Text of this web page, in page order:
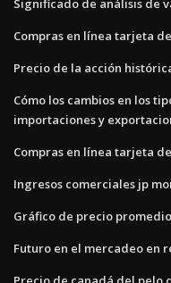
Significado de análisis de
Compras en línea tarjeta
Precio de la acción
Cómo los cambios en los
importaciones y
Compras en línea tarjeta
Ingresos comerciales jp
Gráfico de precio
Futuro en el mercadeo en